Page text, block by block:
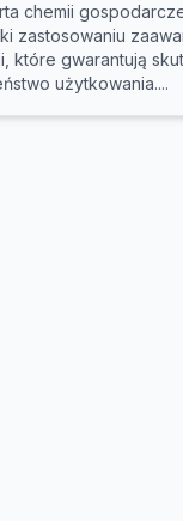
chemii
zastosowaniu
które gwarantują
użytkowania....